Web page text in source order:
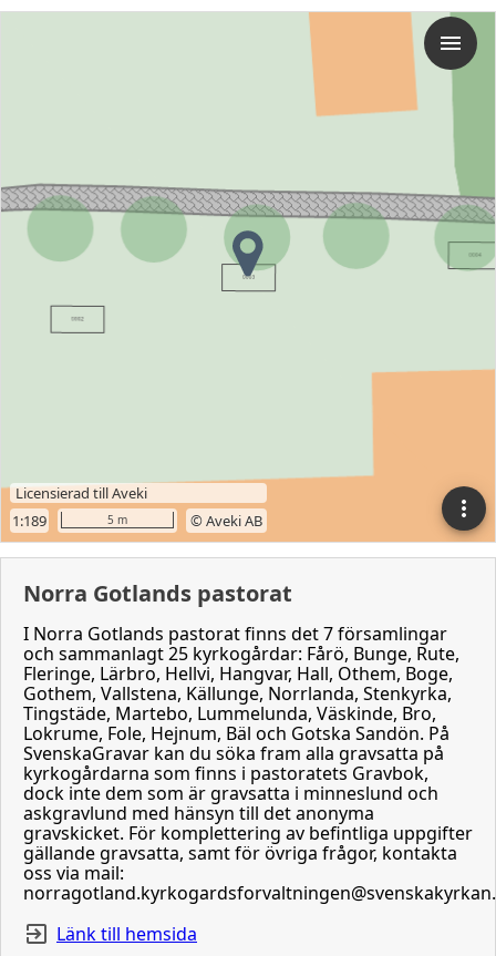
Norra Gotlands pastorat
I Norra Gotlands pastorat finns det 7 församlingar
och sammanlagt 25 kyrkogårdar: Fårö, Bunge, Rute,
Fleringe, Lärbro, Hellvi, Hangvar, Hall, Othem, Boge,
Gothem, Vallstena, Källunge, Norrlanda, Stenkyrka,
Tingstäde, Martebo, Lummelunda, Väskinde, Bro,
Lokrume, Fole, Hejnum, Bäl och Gotska Sandön. På
SvenskaGravar kan du söka fram alla gravsatta på
kyrkogårdarna som finns i pastoratets Gravbok,
dock inte dem som är gravsatta i minneslund och
askgravlund med hänsyn till det anonyma
gravskicket. För komplettering av befintliga uppgifter
gällande gravsatta, samt för övriga frågor, kontakta
oss via mail:
Länk till hemsida